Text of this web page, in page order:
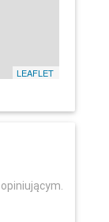
LEAFLET